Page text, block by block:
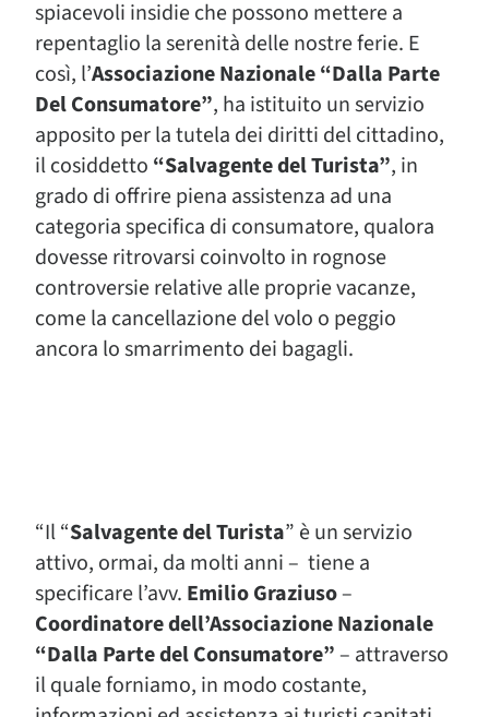
spiacevoli insidie che possono mettere a
repentaglio la serenità delle nostre ferie. E
così, l’Associazione Nazionale “Dalla Parte
Del Consumatore”, ha istituito un servizio
apposito per la tutela dei diritti del cittadino,
il cosiddetto “Salvagente del Turista”, in
grado di offrire piena assistenza ad una
categoria specifica di consumatore, qualora
dovesse ritrovarsi coinvolto in rognose
controversie relative alle proprie vacanze,
come la cancellazione del volo o peggio
ancora lo smarrimento dei bagagli.
“Il “Salvagente del Turista” è un servizio
attivo, ormai, da molti anni – tiene a
specificare l’avv. Emilio Graziuso–
Coordinatore dell’Associazione Nazionale
“Dalla Parte del Consumatore” – attraverso
il quale forniamo, in modo costante,